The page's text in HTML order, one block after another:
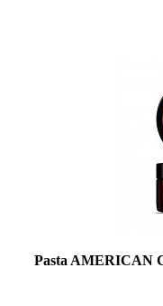
Pasta AMERICAN